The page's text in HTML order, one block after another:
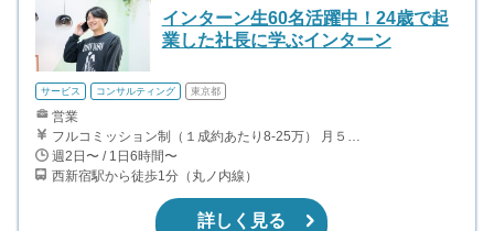
インターン生60名活躍中！24歳で起
業した社長に学ぶインターン
サービス コンサルティング 東京都
営業
週2日〜 / 1日6時間〜
西新宿駅から徒歩1分（丸ノ内線）
詳しく見る